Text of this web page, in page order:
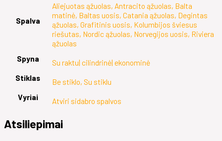
Spalva
Aliejuotas ąžuolas, Antracito ąžuolas, Balta
matinė, Baltas uosis, Catania ąžuolas, Degintas
ąžuolas, Grafitinis uosis, Kolumbijos šviesus
riešutas, Nordic ąžuolas, Norvegijos uosis, Riviera
ąžuolas
Spyna
Su raktu| cilindrinė| ekonominė
Stiklas
Be stiklo, Su stiklu
Vyriai
Atviri sidabro spalvos
Atsiliepimai